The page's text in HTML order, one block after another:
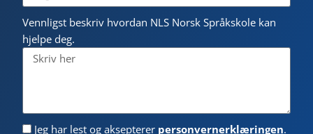
Vennligst beskriv hvordan NLS Norsk Språkskole kan
hjelpe deg.
Jeg har lest og aksepterer personvernerklæringen.